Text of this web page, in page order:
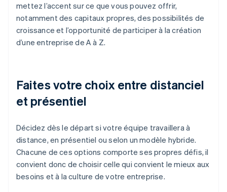
mettez l’accent sur ce que vous pouvez offrir,
notamment des capitaux propres, des possibilités de
croissance et l’opportunité de participer à la création
d’une entreprise de A à Z.
Faites votre choix entre distanciel
et présentiel
Décidez dès le départ si votre équipe travaillera à
distance, en présentiel ou selon un modèle hybride.
Chacune de ces options comporte ses propres défis, il
convient donc de choisir celle qui convient le mieux aux
besoins et à la culture de votre entreprise.